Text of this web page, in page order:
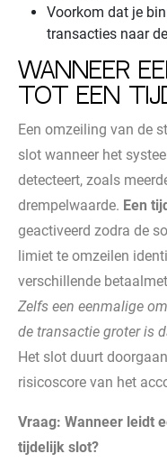
Voorkom dat je
transacties naar
Wanneer
tot een
Een omzeiling van de
slot wanneer het
detecteert, zoals
drempelwaarde. Een
geactiveerd zodra de
limiet te omzeilen
verschillende
Zelfs een eenmalige
de transactie groter is
Het slot duurt
risicoscore van het
Vraag: Wanneer leidt
tijdelijk slot?